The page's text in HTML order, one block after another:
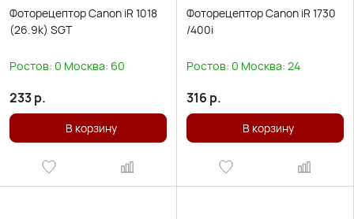
Фоторецептор Canon iR 1018
(26.9k) SGT
Ростов: 0 Москва: 60
233р.
В корзину
Фоторецептор Canon iR 1730
/400i
Ростов: 0 Москва: 24
316 р.
В корзину